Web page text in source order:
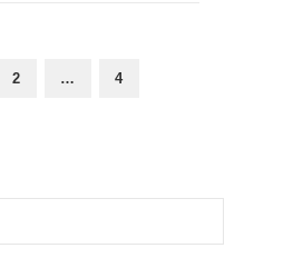
2 … 4